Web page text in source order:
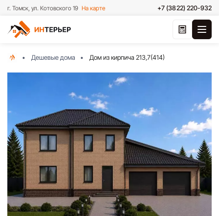
г. Томск, ул. Котовского 19 На карте +7 (3822) 220-932
Дешевые дома Дом из кирпича 213,7(414)